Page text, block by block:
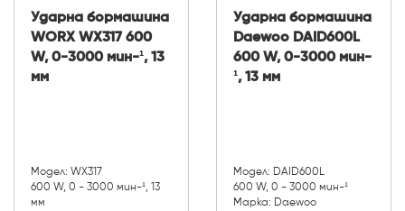
Ударна бормашина
WORX WX317 600
W, 0-3000 мин-¹, 13
мм
Модел: WX317
600 W, 0 - 3000 мин-¹, 13
мм
Ударна бормашина
Daewoo DAID600L
600 W, 0-3000 мин-
¹, 13 мм
Модел: DAID600L
600 W, 0 - 3000 мин-¹
Марка: Daewoo